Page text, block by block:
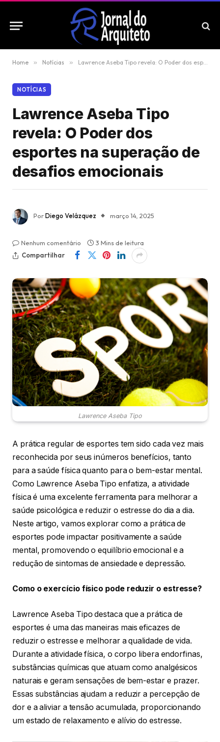
Home » Notícias » Lawrence Aseba Tipo revela: O Poder dos esportes na superação de desafios emocionais
NOTÍCIAS
Lawrence Aseba Tipo
revela: O Poder dos
esportes na superação de
desafios emocionais
PorDiego Velázquez março 14, 2025
Nenhum comentário
3 Mins de leitura
Compartilhar
Lawrence Aseba Tipo
A prática regular de esportes tem sido cada vez mais
reconhecida por seus inúmeros benefícios, tanto
para a saúde física quanto para o bem-estar mental.
Como Lawrence Aseba Tipo enfatiza, a atividade
física é uma excelente ferramenta para melhorar a
saúde psicológica e reduzir o estresse do dia a dia.
Neste artigo, vamos explorar como a prática de
esportes pode impactar positivamente a saúde
mental, promovendo o equilíbrio emocional e a
redução de sintomas de ansiedade e depressão.
Como o exercício físico pode reduzir o estresse?
Lawrence Aseba Tipo destaca que a prática de
esportes é uma das maneiras mais eficazes de
reduzir o estresse e melhorar a qualidade de vida.
Durante a atividade física, o corpo libera endorfinas,
substâncias químicas que atuam como analgésicos
naturais e geram sensações de bem-estar e prazer.
Essas substâncias ajudam a reduzir a percepção de
dor e a aliviar a tensão acumulada, proporcionando
um estado de relaxamento e alívio do estresse.